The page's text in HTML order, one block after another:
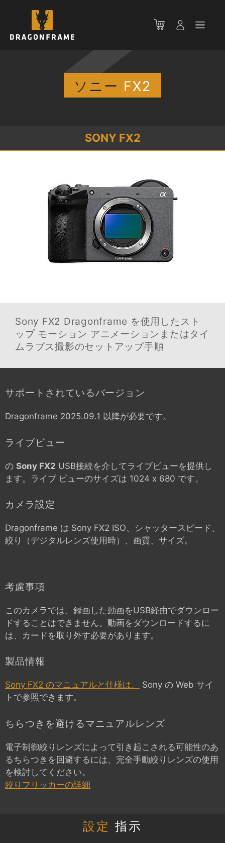
メ
ソニー FX2
SONY FX2
Sony FX2 Dragonframe を使用したスト
ップ モーション アニメーションまたはタイ
ムラプス撮影のセットアップ手順
サポートされているバージョン
Dragonframe 2025.09.1 以降が必要です。
ライブビュー
の Sony FX2 USB接続を介してライブビューを提供し
ます。ライブ ビューのサイズは 1024 x 680 です。
カメラ設定
Dragonframe は Sony FX2 ISO、シャッタースピード、
絞り（デジタルレンズ使用時）、画質、サイズ。
考慮事項
このカメラでは、録画した動画をUSB経由でダウンロー
ドすることはできません。動画をダウンロードするに
は、カードを取り外す必要があります。
製品情報
Sony FX2 のマニュアルと仕様は、
Sony の Web サイ
トで参照できます。
ちらつきを避けるマニュアルレンズ
電子制御絞りレンズによって引き起こされる可能性のあ
るちらつきを回避するには、完全手動絞りレンズの使用
を検討してください。
絞りフリッカーの詳細
設定 指示